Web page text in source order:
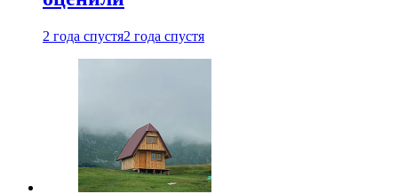
2 года спустя2 года спустя